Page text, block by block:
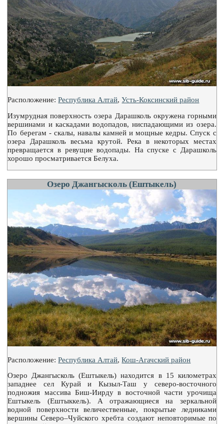
Расположение:Республика Алтай,Усть-Коксинский район
Изумрудная поверхность озера Дарашколь окружена горными
вершинами и каскадами водопадов, ниспадающими из озера.
По берегам - скалы, навалы камней и мощные кедры. Спуск с
озера Дарашколь весьма крутой. Река в некоторых местах
превращается в ревущие водопады. На спуске с Дарашколь
хорошо просматривается Белуха.
Озеро Джангысколь (Ештыкель)
Расположение:Республика Алтай,Кош-Агачский район
Озеро Джангысколь (Ештыкель) находится в 15 километрах
западнее сел Курай и Кызыл-Таш у северо-восточного
подножия массива Биш-Иирду в восточной части урочища
Ештыкель (Ештыккель). А отражающиеся на зеркальной
водной поверхности величественные, покрытые ледниками
вершины Северо–Чуйского хребта создают неповторимые по